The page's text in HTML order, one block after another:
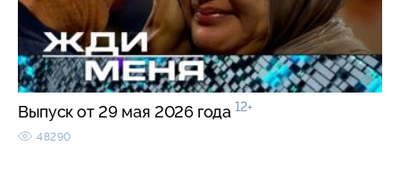
Выпуск от 29 мая 2026 года 12+
48290